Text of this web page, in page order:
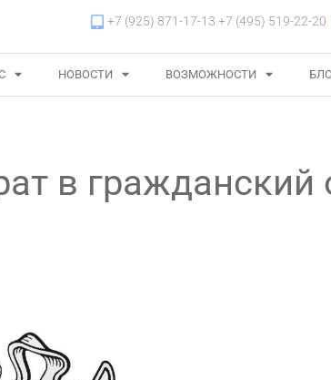
+7 (925) 871-17-13 +7 (495) 519-22-20
НОВОСТИ ВОЗМОЖНОСТИ
в гражданский